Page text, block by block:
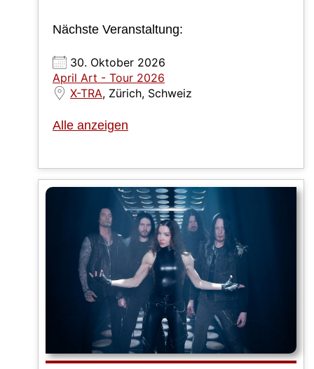
Nächste Veranstaltung:
30. Oktober 2026
April Art - Tour 2026
X-TRA, Zürich, Schweiz
Alle anzeigen